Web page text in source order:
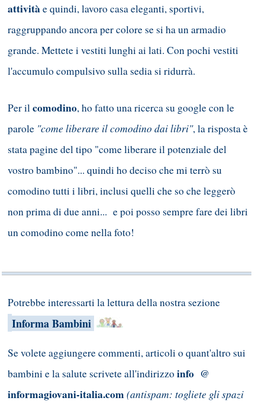
attivitàe quindi, lavoro casa eleganti, sportivi,
raggruppando ancora per colore se si ha un armadio
grande. Mettete i vestiti lunghi ai lati. Con pochi vestiti
l'accumulo compulsivo sulla sedia si ridurrà.
Per ilcomodino, ho fatto una ricerca su google con le
parole "come liberare il comodino dai libri", la risposta è
stata pagine del tipo "come liberare il potenziale del
vostro bambino"... quindi ho deciso che mi terrò su
comodino tutti i libri, inclusi quelli che so che leggerò
non prima di due anni... e poi posso sempre fare dei libri
un comodino come nella foto!
Potrebbe interessarti la lettura della nostra sezione
Informa Bambini
Se volete aggiungere commenti, articoli o quant'altro sui
bambini e la salute scrivete all'indirizzoinfo @
informagiovani-italia.com (antispam: togliete gli spazi